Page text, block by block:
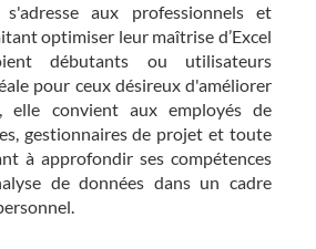
aux professionnels et
optimiser leur maîtrise d’Excel
débutants ou utilisateurs
pour ceux désireux d'améliorer
elle convient aux employés de
gestionnaires de projet et toute
à approfondir ses compétences
de données dans un cadre